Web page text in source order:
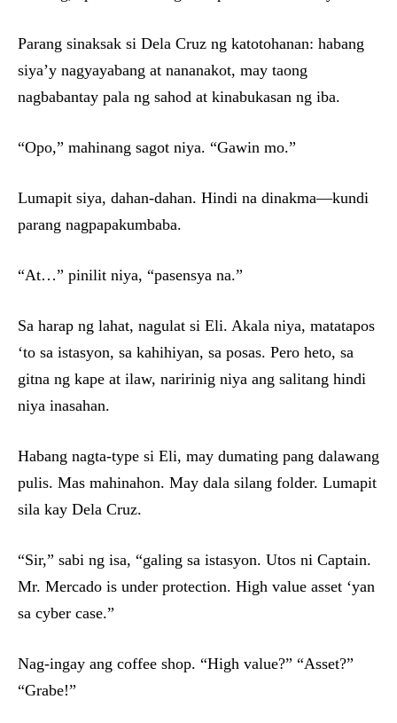
Parang sinaksak si Dela Cruz ng katotohanan: habang
siya’y nagyayabang at nananakot, may taong
nagbabantay pala ng sahod at kinabukasan ng iba.
“Opo,” mahinang sagot niya. “Gawin mo.”
Lumapit siya, dahan-dahan. Hindi na dinakma—kundi
parang nagpapakumbaba.
“At…” pinilit niya, “pasensya na.”
Sa harap ng lahat, nagulat si Eli. Akala niya, matatapos
‘to sa istasyon, sa kahihiyan, sa posas. Pero heto, sa
gitna ng kape at ilaw, naririnig niya ang salitang hindi
niya inasahan.
Habang nagta-type si Eli, may dumating pang dalawang
pulis. Mas mahinahon. May dala silang folder. Lumapit
sila kay Dela Cruz.
“Sir,” sabi ng isa, “galing sa istasyon. Utos ni Captain.
Mr. Mercado is under protection. High value asset ‘yan
sa cyber case.”
Nag-ingay ang coffee shop. “High value?” “Asset?”
“Grabe!”